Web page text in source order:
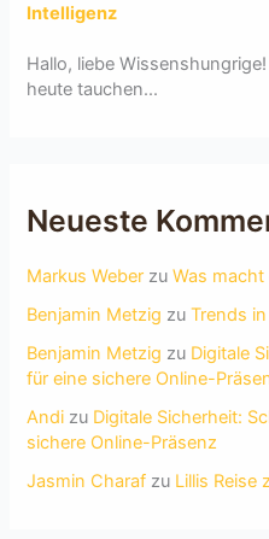
Intelligenz
Hallo, liebe
heute tauchen...
Neueste
Markus Weber zuWas macht
Benjamin Metzig zuTrends
Benjamin Metzig zu Digitale
für eine sichere Online-
Andi zu Digitale Sicherheit:
sichere Online-Präsenz
Jasmin Charaf zu Lillis Reise